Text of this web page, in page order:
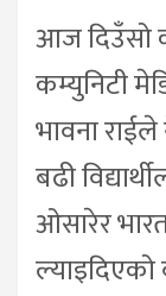
आज दिउँसो
कम्युनिटी
भावना
बढी
ओसारेर
ल्याइदिएको